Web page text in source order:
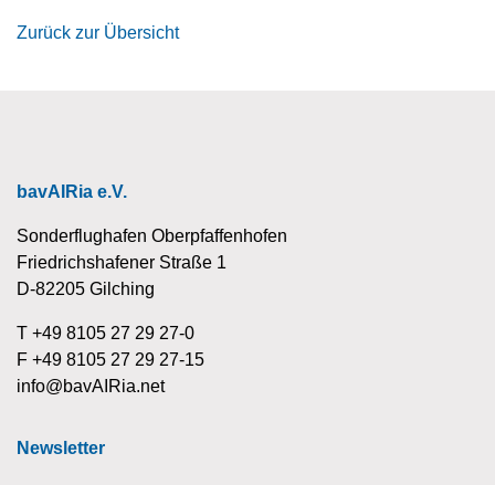
Zurück zur Übersicht
bavAIRia e.V.
Sonderflughafen Oberpfaffenhofen
Friedrichshafener Straße 1
D-82205 Gilching
T +49 8105 27 29 27-0
F +49 8105 27 29 27-15
info@bavAIRia.net
Newsletter